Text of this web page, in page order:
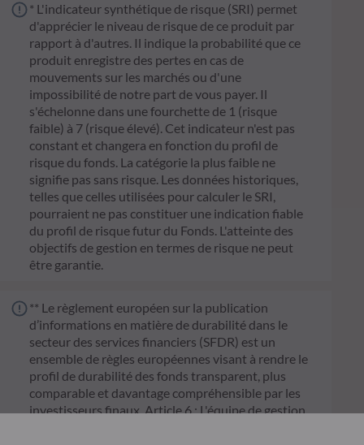
* L'indicateur synthétique de risque (SRI) permet
d'apprécier le niveau de risque de ce produit par
rapport à d'autres. Il indique la probabilité que ce
produit enregistre des pertes en cas de
mouvements sur les marchés ou d'une
impossibilité de notre part de vous payer. Il
s'échelonne dans une fourchette de 1 (risque
faible) à 7 (risque élevé). Cet indicateur n'est pas
constant et changera en fonction du profil de
risque du fonds. La catégorie la plus faible ne
signifie pas sans risque. Les données historiques,
telles que celles utilisées pour calculer le SRI,
pourraient ne pas constituer une indication fiable
du profil de risque futur du Fonds. L'atteinte des
objectifs de gestion en termes de risque ne peut
être garantie.
** Le règlement européen sur la publication
d’informations en matière de durabilité dans le
secteur des services financiers (SFDR) est un
ensemble de règles européennes visant à rendre le
profil de durabilité des fonds transparent, plus
comparable et davantage compréhensible par les
investisseurs finaux. Article 6 : L'équipe de gestion